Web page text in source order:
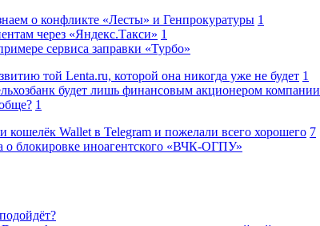
о конфликте «Лесты» и Генпрокуратуры 1
через «Яндекс.Такси» 1
сервиса заправки «Турбо»
той Lenta.ru, которой она никогда уже не будет 1
будет лишь финансовым акционером компании
1
кошелёк Wallet в Telegram и пожелали всего хорошего 7
о блокировке иноагентского «ВЧК-ОГПУ»